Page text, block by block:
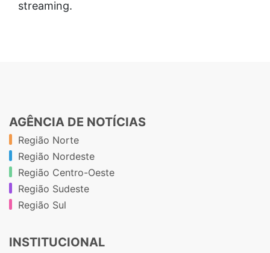
streaming.
AGÊNCIA DE NOTÍCIAS
Região Norte
Região Nordeste
Região Centro-Oeste
Região Sudeste
Região Sul
INSTITUCIONAL